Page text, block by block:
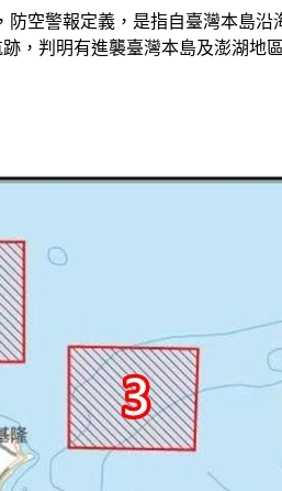
空警報定義，是指自臺灣本島沿
，判明有進襲臺灣本島及澎湖地